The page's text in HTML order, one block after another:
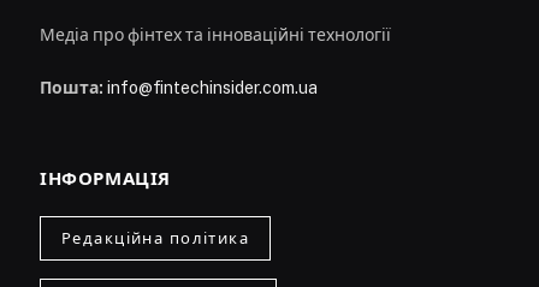
Медіа про фінтех та інноваційні технології
Пошта: info@fintechinsider.com.ua
ІНФОРМАЦІЯ
Редакційна політика